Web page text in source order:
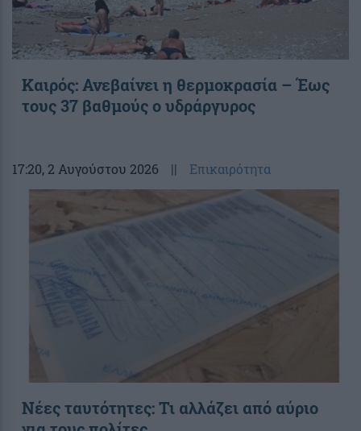
Καιρός: Ανεβαίνει η θερμοκρασία – Έως
τους 37 βαθμούς ο υδράργυρος
17:20, 2 Αυγούστου 2026 || Επικαιρότητα
Νέες ταυτότητες: Τι αλλάζει από αύριο